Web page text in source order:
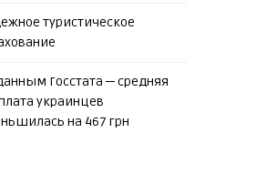
туристическое
Госстата ─ средняя
украинцев
на 467 грн